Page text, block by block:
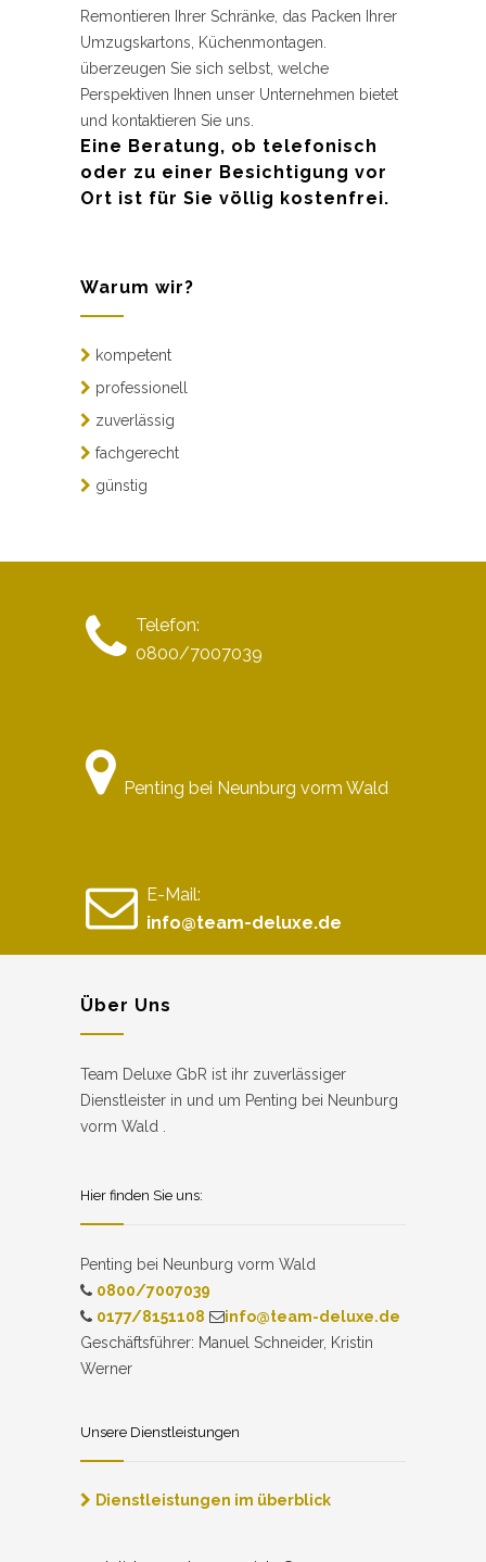
Remontieren Ihrer Schränke, das Packen Ihrer
Umzugskartons, Küchenmontagen.
überzeugen Sie sich selbst, welche
Perspektiven Ihnen unser Unternehmen bietet
und kontaktieren Sie uns.
Eine Beratung, ob telefonisch
oder zu einer Besichtigung vor
Ort ist für Sie völlig kostenfrei.
Warum wir?
kompetent
professionell
zuverlässig
fachgerecht
günstig
Telefon:
0800/7007039
Penting bei Neunburg vorm Wald
E-Mail:
info@team-deluxe.de
Über Uns
Team Deluxe GbR ist ihr zuverlässiger
Dienstleister in und um Penting bei Neunburg
vorm Wald .
Hier finden Sie uns:
Penting bei Neunburg vorm Wald
0800/7007039
0177/8151108
info@team-deluxe.de
Geschäftsführer: Manuel Schneider, Kristin
Werner
Unsere Dienstleistungen
Dienstleistungen im überblick